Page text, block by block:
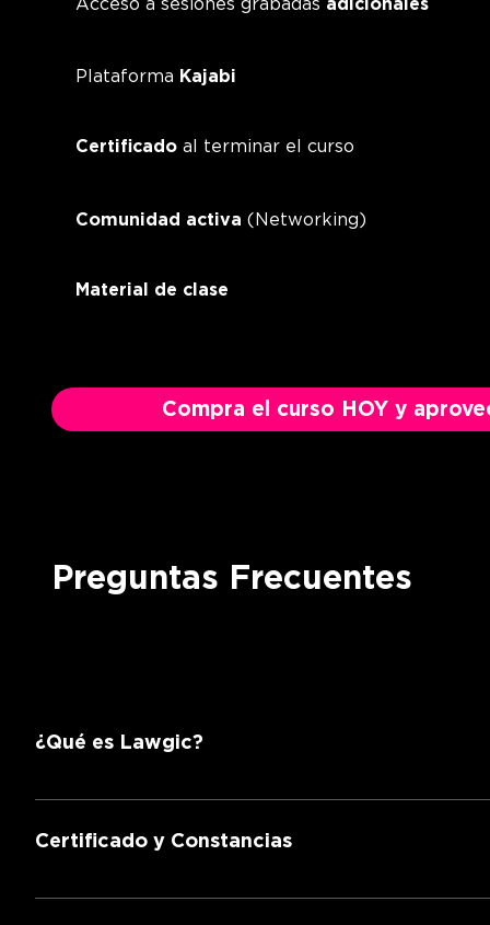
Acceso a sesiones grabadas adicionales
Plataforma Kajabi
Certificado al terminar el curso
Comunidad activa (Networking)
Material de clase
Compra el curso HOY y
Preguntas Frecuentes
¿Qué es Lawgic?
Es una escuela de derecho que ofrece educación
Certificado y Constancias
Obtienes una constancia de participación.